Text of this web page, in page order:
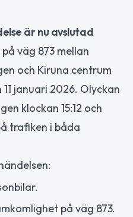
är nu avslutad
väg 873 mellan
och Kiruna centrum
januari 2026. Olyckan
klockan 15:12 och
trafiken i båda
på väg 873.